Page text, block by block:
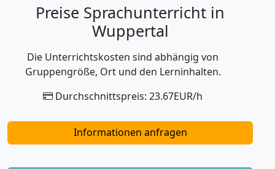
Preise Sprachunterricht in
Wuppertal
Die Unterrichtskosten sind abhängig von
Gruppengröße, Ort und den Lerninhalten.
Durchschnittspreis: 23.67EUR/h
Informationen anfragen